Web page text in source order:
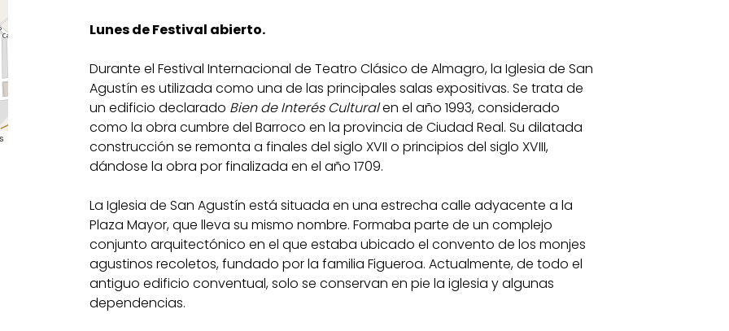
Lunes de Festival abierto.
Durante el Festival Internacional de Teatro Clásico de Almagro, la Iglesia de San
Agustín es utilizada como una de las principales salas expositivas. Se trata de
un edificio declarado Bien de Interés Culturalen el año 1993, considerado
como la obra cumbre del Barroco en la provincia de Ciudad Real. Su dilatada
construcción se remonta a finales del siglo XVII o principios del siglo XVIII,
dándose la obra por finalizada en el año 1709.
La Iglesia de San Agustín está situada en una estrecha calle adyacente a la
Plaza Mayor, que lleva su mismo nombre. Formaba parte de un complejo
conjunto arquitectónico en el que estaba ubicado el convento de los monjes
agustinos recoletos, fundado por la familia Figueroa. Actualmente, de todo el
antiguo edificio conventual, solo se conservan en pie la iglesia y algunas
dependencias.